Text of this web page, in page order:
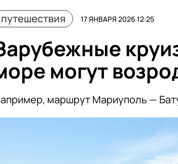
путешествия 17 ЯНВАРЯ 2026 12:25
могут
маршрут Мариуполь —